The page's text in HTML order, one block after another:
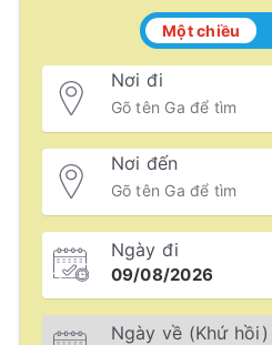
Một chiều
Nơi đi
Nơi đến
Ngày đi
Ngày về (Khứ hồi)